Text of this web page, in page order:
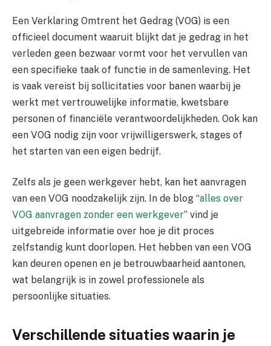
Een Verklaring Omtrent het Gedrag (VOG) is een
officieel document waaruit blijkt dat je gedrag in het
verleden geen bezwaar vormt voor het vervullen van
een specifieke taak of functie in de samenleving. Het
is vaak vereist bij sollicitaties voor banen waarbij je
werkt met vertrouwelijke informatie, kwetsbare
personen of financiële verantwoordelijkheden. Ook kan
een VOG nodig zijn voor vrijwilligerswerk, stages of
het starten van een eigen bedrijf.
Zelfs als je geen werkgever hebt, kan het aanvragen
van een VOG noodzakelijk zijn. In de blog “alles over
VOG aanvragen zonder een werkgever” vind je
uitgebreide informatie over hoe je dit proces
zelfstandig kunt doorlopen. Het hebben van een VOG
kan deuren openen en je betrouwbaarheid aantonen,
wat belangrijk is in zowel professionele als
persoonlijke situaties.
Verschillende situaties waarin je